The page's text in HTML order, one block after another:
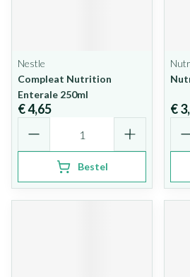
Nestle
Compleat Nutrition
Enterale 250ml
€ 4,65
Bestel
€